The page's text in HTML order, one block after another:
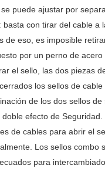
puede ajustar por
basta con tirar del cable a
de eso, es imposible
por un perno de
el sello, las dos piezas
los sellos de cable
de los dos sellos de
efecto de Seguridad.
de cables para abrir el
Los sellos combo
para